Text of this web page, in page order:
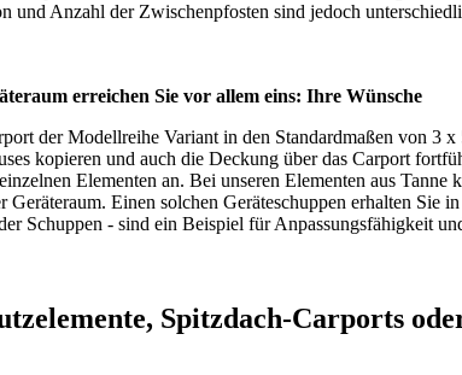
und Anzahl der Zwischenpfosten sind jedoch
erreichen Sie vor allem eins: Ihre Wünsche
der Modellreihe Variant in den Standardmaßen von
kopieren und auch die Deckung über das Carport
Elementen an. Bei unseren Elementen aus
Einen solchen Geräteschuppen erhalten
Schuppen - sind ein Beispiel für Anpassungsfähigkeit
Spitzdach-Carports